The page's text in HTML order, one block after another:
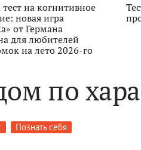
на когнитивное
новая игра
от Германа
для любителей
на лето 2026-го
по
Познать себя